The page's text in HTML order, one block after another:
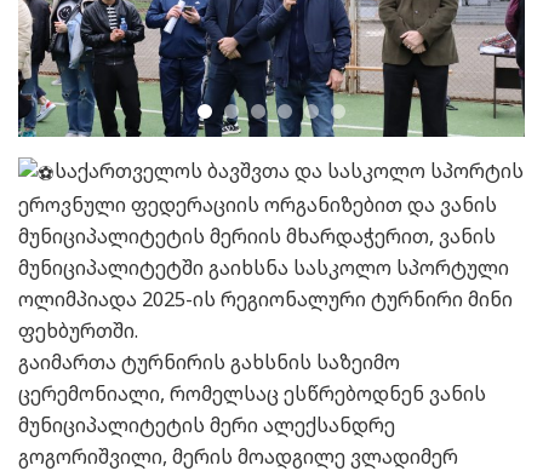
საქართველოს ბავშვთა და სასკოლო სპორტის
ეროვნული ფედერაციის ორგანიზებით და ვანის
მუნიციპალიტეტის მერიის მხარდაჭერით, ვანის
მუნიციპალიტეტში გაიხსნა სასკოლო სპორტული
ოლიმპიადა 2025-ის რეგიონალური ტურნირი მინი
ფეხბურთში.
გაიმართა ტურნირის გახსნის საზეიმო
ცერემონიალი, რომელსაც ესწრებოდნენ ვანის
მუნიციპალიტეტის მერი ალექსანდრე
გოგორიშვილი, მერის მოადგილე ვლადიმერ